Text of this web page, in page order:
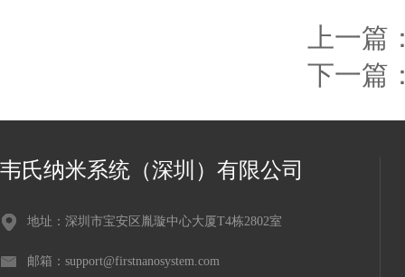
上一篇
下一篇
韦氏纳米系统（深圳）有限公司
地址：深圳市宝安区胤璇中心大厦T4栋2802室
邮箱：support@firstnanosystem.com